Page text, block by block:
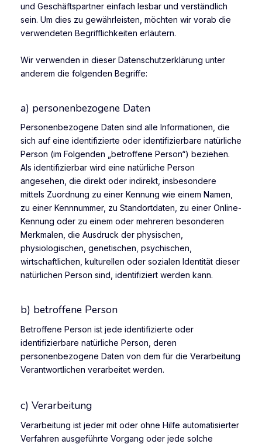
und Geschäftspartner einfach lesbar und verständlich
sein. Um dies zu gewährleisten, möchten wir vorab die
verwendeten Begrifflichkeiten erläutern.
Wir verwenden in dieser Datenschutzerklärung unter
anderem die folgenden Begriffe:
a) personenbezogene Daten
Personenbezogene Daten sind alle Informationen, die
sich auf eine identifizierte oder identifizierbare natürliche
Person (im Folgenden „betroffene Person“) beziehen.
Als identifizierbar wird eine natürliche Person
angesehen, die direkt oder indirekt, insbesondere
mittels Zuordnung zu einer Kennung wie einem Namen,
zu einer Kennnummer, zu Standortdaten, zu einer Online-
Kennung oder zu einem oder mehreren besonderen
Merkmalen, die Ausdruck der physischen,
physiologischen, genetischen, psychischen,
wirtschaftlichen, kulturellen oder sozialen Identität dieser
natürlichen Person sind, identifiziert werden kann.
b) betroffene Person
Betroffene Person ist jede identifizierte oder
identifizierbare natürliche Person, deren
personenbezogene Daten von dem für die Verarbeitung
Verantwortlichen verarbeitet werden.
c) Verarbeitung
Verarbeitung ist jeder mit oder ohne Hilfe automatisierter
Verfahren ausgeführte Vorgang oder jede solche